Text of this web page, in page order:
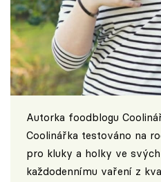
Autorka foodblogu
Coolinářka testováno na
pro kluky a holky ve
každodennímu vaření z